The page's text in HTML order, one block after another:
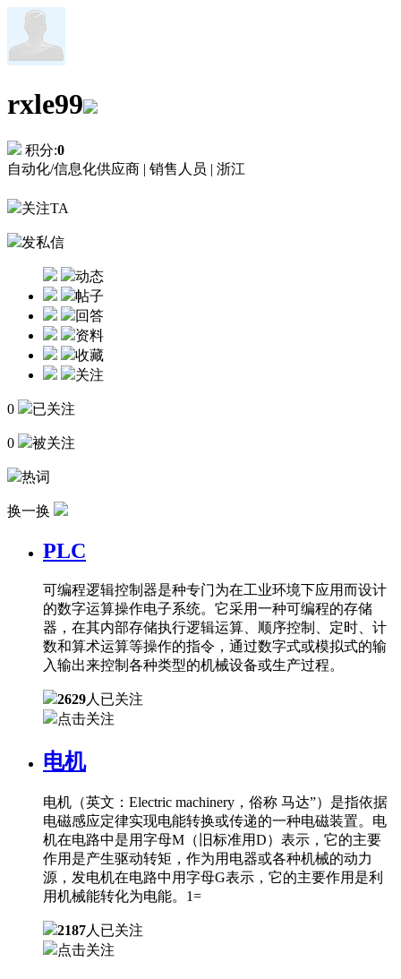
rxle99
积分:0
自动化/信息化供应商 | 销售人员 | 浙江
关注TA
发私信
动态
帖子
回答
资料
收藏
关注
0 已关注
0 被关注
热词
换一换
PLC
可编程逻辑控制器是种专门为在工业环境下应用而设计
的数字运算操作电子系统。它采用一种可编程的存储
器，在其内部存储执行逻辑运算、顺序控制、定时、计
数和算术运算等操作的指令，通过数字式或模拟式的输
入输出来控制各种类型的机械设备或生产过程。
2629人已关注
点击关注
电机
电机（英文：Electric machinery，俗称 马达”）是指依据
电磁感应定律实现电能转换或传递的一种电磁装置。电
机在电路中是用字母M（旧标准用D）表示，它的主要
作用是产生驱动转矩，作为用电器或各种机械的动力
源，发电机在电路中用字母G表示，它的主要作用是利
用机械能转化为电能。1=
2187人已关注
点击关注